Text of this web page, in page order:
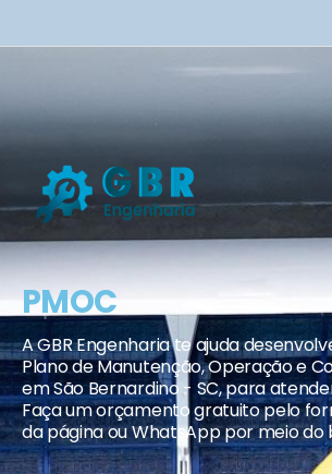
PMOC
A GBR Engenharia te ajuda
Plano de Manutenção, Operação e
em São Bernardino - SC, para
Faça um orçamento gratuito pelo
da página ou WhatsApp por meio do